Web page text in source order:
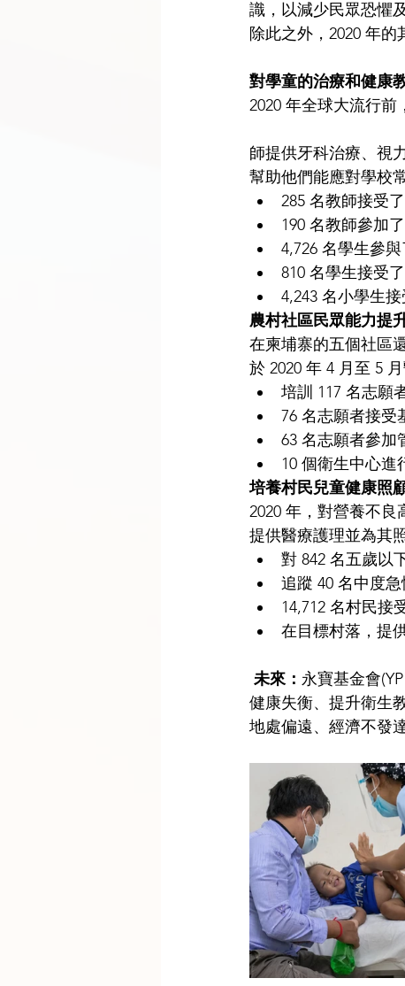
識，以減少民眾恐懼
除此之外，2020 年的
對學童的治療和健康
2020 年全球大流行
師提供牙科治療、視
幫助他們能應對學校
285 名教師接受
190 名教師參加
4,726 名學生參
810 名學生接受
4,243 名小學生
農村社區民眾能力提
在柬埔寨的五個社區
於 2020 年 4 月至 5
培訓 117 名志願
76 名志願者接受
63 名志願者參加
10 個衛生中心進
培養村民兒童健康照
2020 年，對營養不
提供醫療護理並為其
對 842 名五歲以
追蹤 40 名中度
14,712 名村民接
在目標村落，提
未來： 永寶基金會
健康失衡、提升衛生
地處偏遠、經濟不發